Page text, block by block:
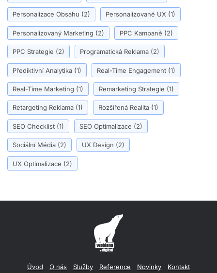
Personalizace Obsahu (2) Personalizované UX (1)
Personalizovaný Marketing (2) PPC Kampaně (2)
PPC Strategie (2) Programatická Reklama (2)
Přediktivní Analytika (1) Real-Time Engagement (1)
Real-Time Marketing (1) Remarketing Strategie (1)
Retargeting Reklama (1) Rozšířená Realita (1)
SEO Checklist (1) SEO Optimalizace (2)
Sociální Média (2) UX Design (2)
UX Optimalizace (2)
Úvod O nás Služby Reference Novinky Kontakt